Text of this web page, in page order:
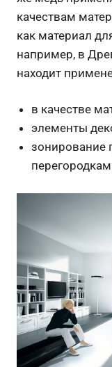
качествам
как материал
например, в
находит
в качестве
элементы
зонирование